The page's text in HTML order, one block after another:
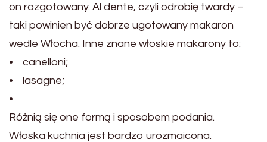
on rozgotowany. Al dente, czyli odrobię twardy –
taki powinien być dobrze ugotowany makaron
wedle Włocha. Inne znane włoskie makarony to:
• canelloni;
• lasagne;
•
Różnią się one formą i sposobem podania.
Włoska kuchnia jest bardzo urozmaicona.